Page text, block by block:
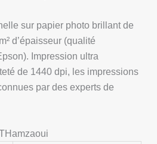
sur papier photo brillant de
d’épaisseur (qualité
Impression ultra
de 1440 dpi, les impressions
par des experts de